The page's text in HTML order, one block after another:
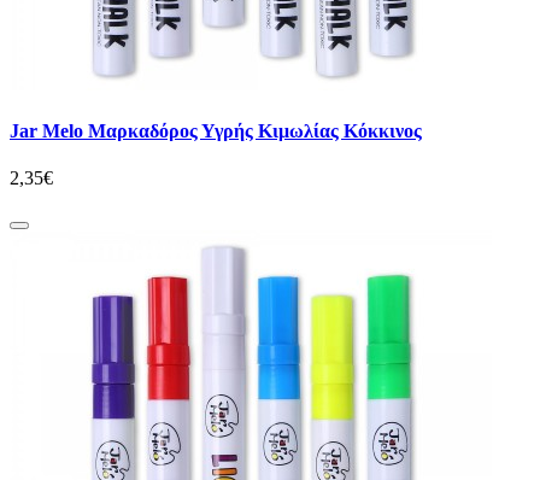
Jar Melo Μαρκαδόρος Υγρής Κιμωλίας Κόκκινος
2,35€